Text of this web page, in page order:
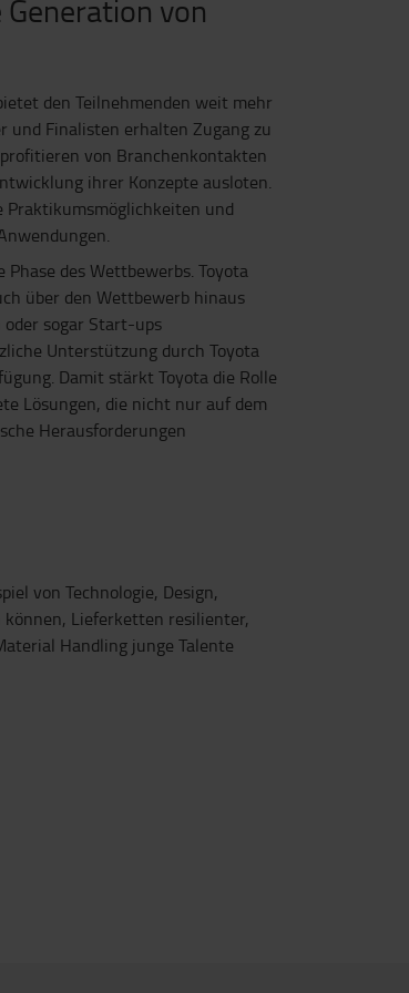
von
den Teilnehmenden weit mehr
Finalisten erhalten Zugang zu
von Branchenkontakten
ihrer Konzepte ausloten.
Praktikumsmöglichkeiten und
des Wettbewerbs. Toyota
über den Wettbewerb hinaus
sogar Start-ups
Unterstützung durch Toyota
Damit stärkt Toyota die Rolle
Lösungen, die nicht nur auf dem
Herausforderungen
von Technologie, Design,
können, Lieferketten resilienter,
Handling junge Talente